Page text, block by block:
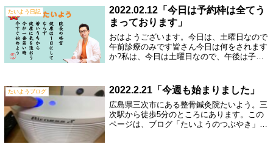
たいよう日記
2022.02.12「今日は予約枠は全てう
まっております」
おはようございます。今日は、土曜日なので
午前診療のみです皆さん今日は何をされます
か?私は、今日は土曜日なので、午後は子供
よ。今日はありがたいことに、当院の予約
枠...
たいようブログ 2022.2.21「今週も始まりました」
広島県三次市にある整骨鍼灸院たいよう。三
次駅から徒歩5分のところにあります。この
ページは、ブログ「たいようのつぶやき」で